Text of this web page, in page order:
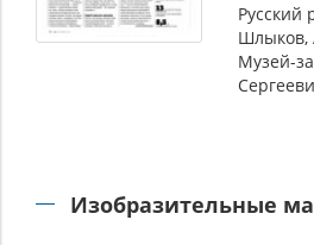
Русский
Шлыков,
Музей-
Изобразительные